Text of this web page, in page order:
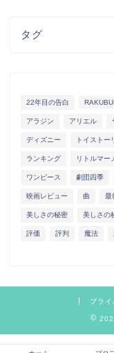
タグ
22年目の告白
アラジン アリエル
ディズニー トイストー
ランキング リトルマー
ワンピース 劇団四季
映画レビュー 曲 最
美しさの秘密 美しさの
評価 評判 魔法
プラ